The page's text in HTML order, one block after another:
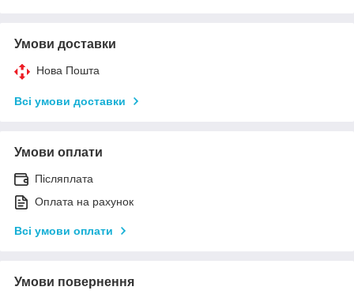
Умови доставки
Нова Пошта
Всі умови доставки
Умови оплати
Післяплата
Оплата на рахунок
Всі умови оплати
Умови повернення